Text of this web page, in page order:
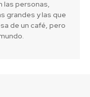
las personas,
grandes y las que
de un café, pero